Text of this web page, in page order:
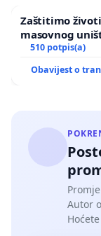
Zaštitimo
masovnog
510 potpis(a)
Obavijest o
Autor